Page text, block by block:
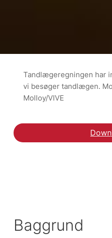
Tandlægeregningen har
vi besøger tandlægen.
Molloy/VIVE
Baggrund